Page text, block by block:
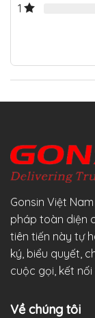
1
Gonsin Việt
pháp toàn diện
tiên tiến này tự
ký, biểu quyết,
cuộc gọi, kết
Về chúng tôi